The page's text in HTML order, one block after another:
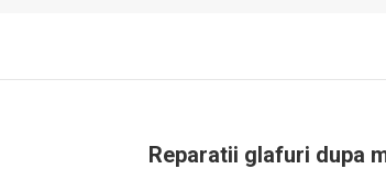
Reparatii glafuri dupa